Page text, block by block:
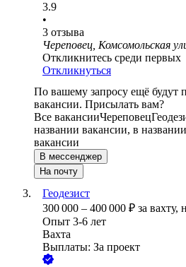
3.9
•
3 отзыва
Череповец, Комсомольская
Откликнитесь среди первых
Откликнуться
По вашему запросу ещё будут
вакансии. Присылать вам?
Все вакансииЧереповец
названии вакансии, в
вакансии
В мессенджер
На почту
Геодезист
300 000 – 400 000 ₽ за вахту,
Опыт 3-6 лет
Вахта
Выплаты: За проект